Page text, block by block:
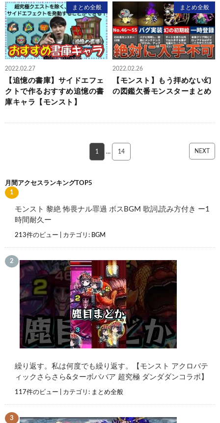
まとめ全般
2022.02.27
【追憶の書庫】サイドエフェ
クトで作るおすすめ追憶の書
庫キャラ【モンスト】
まとめ全般
2022.02.26
【モンスト】もう拝めない幻
の図鑑欠番モンスターまとめ
1 … 14 NEXT
月間アクセスランキングTOP5
モンスト 黎絶 怖畏ナル罪過 ボスBGM 歌詞,読み方付き ー1
時間耐久ー
213件のビュー カテゴリ: BGM
繰り返す。私は何度でも繰り返す。【モンスト アクロバテ
ィックさらさら&ターボババア 超究極 ダンダダンコラボ】
117件のビュー カテゴリ: まとめ全般